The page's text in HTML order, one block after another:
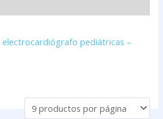
pediátricas –